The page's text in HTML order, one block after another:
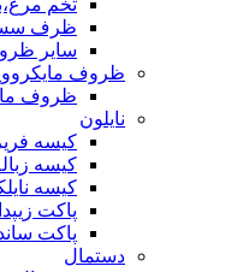
ظرف
سایر
ظروف
ظروف
نایلون
کیسه
کیسه
کیسه
پاکت
پاکت
دستمال